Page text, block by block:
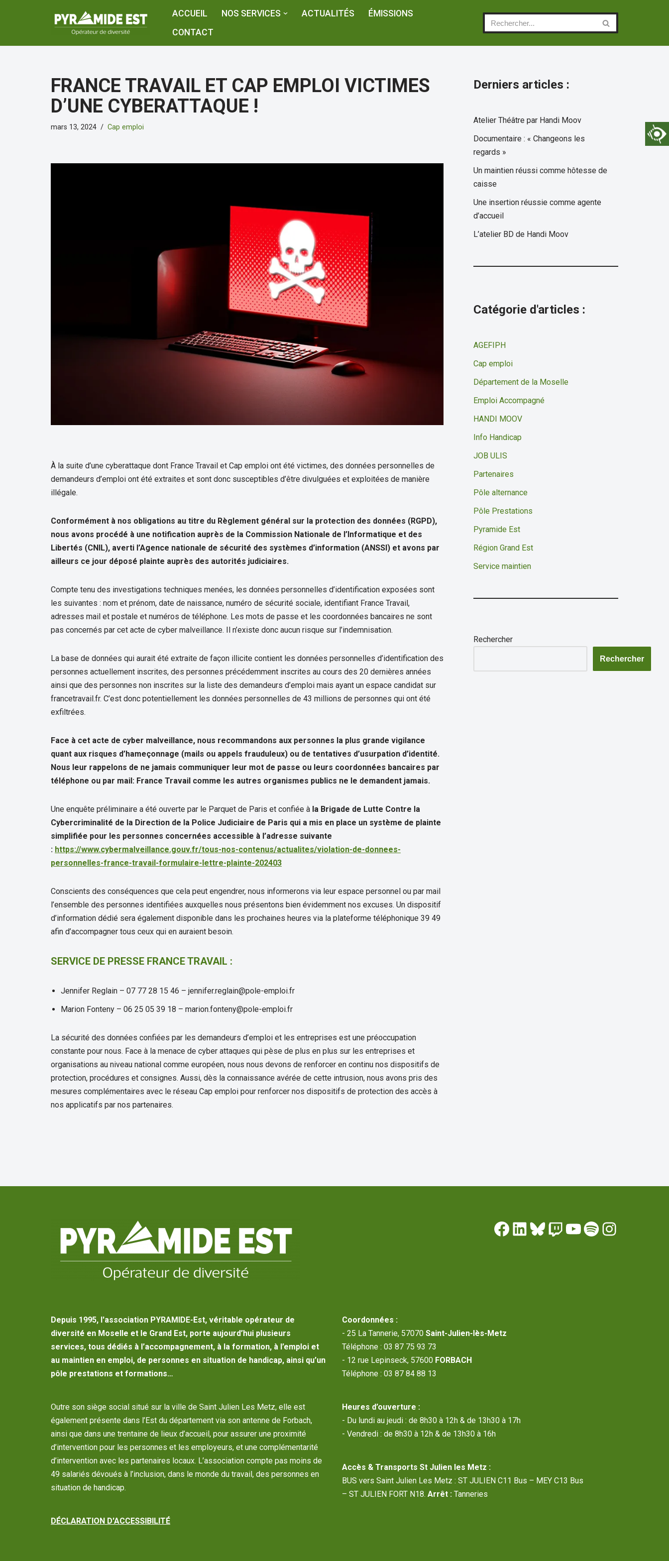
ACCUEIL NOS SERVICES ACTUALITÉS
ÉMISSIONS
CONTACT
FRANCE TRAVAIL ET CAP EMPLOI VICTIMES
D’UNE CYBERATTAQUE !
mars 13, 2024 Cap emploi
À la suite d’une cyberattaque dont France Travail et Cap emploi ont été victimes, des données personnelles de
demandeurs d’emploi ont été extraites et sont donc susceptibles d’être divulguées et exploitées de manière
illégale.
Conformément à nos obligations au titre du Règlement général sur la protection des données (RGPD),
nous avons procédé à une notification auprès de la Commission Nationale de l’Informatique et des
Libertés (CNIL), averti l’Agence nationale de sécurité des systèmes d’information (ANSSI) et avons par
ailleurs ce jour déposé plainte auprès des autorités judiciaires.
Compte tenu des investigations techniques menées, les données personnelles d’identification exposées sont
les suivantes : nom et prénom, date de naissance, numéro de sécurité sociale, identifiant France Travail,
adresses mail et postale et numéros de téléphone. Les mots de passe et les coordonnées bancaires ne sont
pas concernés par cet acte de cyber malveillance. Il n’existe donc aucun risque sur l’indemnisation.
La base de données qui aurait été extraite de façon illicite contient les données personnelles d’identification des
personnes actuellement inscrites, des personnes précédemment inscrites au cours des 20 dernières années
ainsi que des personnes non inscrites sur la liste des demandeurs d’emploi mais ayant un espace candidat sur
francetravail.fr. C’est donc potentiellement les données personnelles de 43 millions de personnes qui ont été
exfiltrées.
Face à cet acte de cyber malveillance, nous recommandons aux personnes la plus grande vigilance
quant aux risques d’hameçonnage (mails ou appels frauduleux) ou de tentatives d’usurpation d’identité.
Nous leur rappelons de ne jamais communiquer leur mot de passe ou leurs coordonnées bancaires par
téléphone ou par mail: France Travail comme les autres organismes publics ne le demandent jamais.
Une enquête préliminaire a été ouverte par le Parquet de Paris et confiée à la Brigade de Lutte Contre la
Cybercriminalité de la Direction de la Police Judiciaire de Paris qui a mis en place un système de plainte
simplifiée pour les personnes concernées accessible à l’adresse suivante
: https://www.cybermalveillance.gouv.fr/tous-nos-contenus/actualites/violation-de-donnees-
personnelles-france-travail-formulaire-lettre-plainte-202403
Conscients des conséquences que cela peut engendrer, nous informerons via leur espace personnel ou par mail
l’ensemble des personnes identifiées auxquelles nous présentons bien évidemment nos excuses. Un dispositif
d’information dédié sera également disponible dans les prochaines heures via la plateforme téléphonique 39 49
afin d’accompagner tous ceux qui en auraient besoin.
SERVICE DE PRESSE FRANCE TRAVAIL :
Jennifer Reglain – 07 77 28 15 46 – jennifer.reglain@pole-emploi.fr
Marion Fonteny – 06 25 05 39 18 – marion.fonteny@pole-emploi.fr
La sécurité des données confiées par les demandeurs d’emploi et les entreprises est une préoccupation
constante pour nous. Face à la menace de cyber attaques qui pèse de plus en plus sur les entreprises et
organisations au niveau national comme européen, nous nous devons de renforcer en continu nos dispositifs de
protection, procédures et consignes. Aussi, dès la connaissance avérée de cette intrusion, nous avons pris des
mesures complémentaires avec le réseau Cap emploi pour renforcer nos dispositifs de protection des accès à
nos applicatifs par nos partenaires.
Derniers articles :
Atelier Théâtre par Handi Moov
Documentaire : « Changeons les
regards »
Un maintien réussi comme hôtesse de
caisse
Une insertion réussie comme agente
d’accueil
L’atelier BD de Handi Moov
Catégorie d'articles :
AGEFIPH
Cap emploi
Département de la Moselle
Emploi Accompagné
HANDI MOOV
Info Handicap
JOB ULIS
Partenaires
Pôle alternance
Pôle Prestations
Pyramide Est
Région Grand Est
Service maintien
Rechercher
Rechercher
Depuis 1995, l'association PYRAMIDE-Est, véritable opérateur de
diversité en Moselle et le Grand Est, porte aujourd’hui plusieurs
services, tous dédiés à l’accompagnement, à la formation, à l’emploi et
au maintien en emploi, de personnes en situation de handicap, ainsi qu’un
pôle prestations et formations…
Outre son siège social situé sur la ville de Saint Julien Les Metz, elle est
également présente dans l’Est du département via son antenne de Forbach,
ainsi que dans une trentaine de lieux d’accueil, pour assurer une proximité
d’intervention pour les personnes et les employeurs, et une complémentarité
d’intervention avec les partenaires locaux. L’association compte pas moins de
49 salariés dévoués à l’inclusion, dans le monde du travail, des personnes en
situation de handicap.
DÉCLARATION D'ACCESSIBILITÉ
Coordonnées :
- 25 La Tannerie, 57070 Saint-Julien-lès-Metz
Téléphone : 03 87 75 93 73
- 12 rue Lepinseck, 57600 FORBACH
Téléphone : 03 87 84 88 13
Heures d’ouverture :
- Du lundi au jeudi : de 8h30 à 12h & de 13h30 à 17h
- Vendredi : de 8h30 à 12h & de 13h30 à 16h
Accès & Transports St Julien les Metz :
BUS vers Saint Julien Les Metz : ST JULIEN C11 Bus – MEY C13 Bus
– ST JULIEN FORT N18. Arrêt : Tanneries